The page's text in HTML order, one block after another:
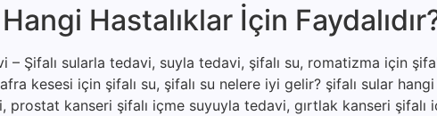
Hastalıklar İçin
– Şifalı sularla tedavi, suyla tedavi, şifalı su, romatizma için
kesesi için şifalı su, şifalı su nelere iyi gelir? şifalı sular
prostat kanseri şifalı içme suyuyla tedavi, gırtlak kanseri